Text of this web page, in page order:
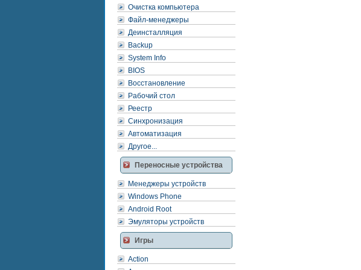
Очистка компьютера
Файл-менеджеры
Деинсталляция
Backup
System Info
BIOS
Восстановление
Рабочий стол
Реестр
Синхронизация
Автоматизация
Другое...
Переносные устройства
Менеджеры устройств
Windows Phone
Android Root
Эмуляторы устройств
Игры
Action